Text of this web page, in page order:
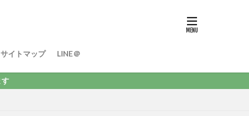
サイトマップ LINE＠